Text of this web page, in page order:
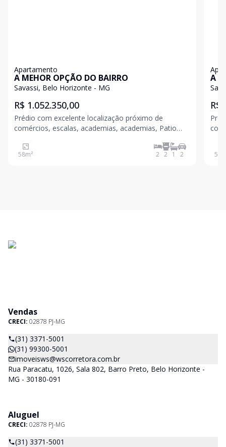
Apartamento
A MEHOR OPÇÃO DO BAIRRO
Savassi, Belo Horizonte - MG
R$ 1.052.350,00
Prédio com excelente localização próximo de
comércios, escalas, academias, academias, Patio
etc O edifício possuirá 02 elevadores, guarita, copa
guarira, lavabo guarita, espaço gourmet, espaço
58m² 2 2 1 2
A
R$
58
Vendas
CRECI: 02878 PJ-MG
(31) 3371-5001
(31) 99300-5001
imoveisws@wscorretora.com.br
Rua Paracatu, 1026, Sala 802, Barro Preto, Belo Horizonte -
MG - 30180-091
Aluguel
CRECI: 02878 PJ-MG
(31) 3371-5001